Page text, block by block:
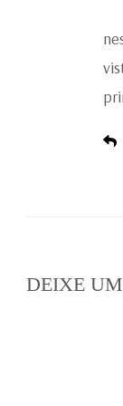
DEIXE